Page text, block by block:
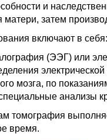
и
затем
включают в себя:
(ЭЭГ) или
электрической
мозга, по
анализы
томография
время.